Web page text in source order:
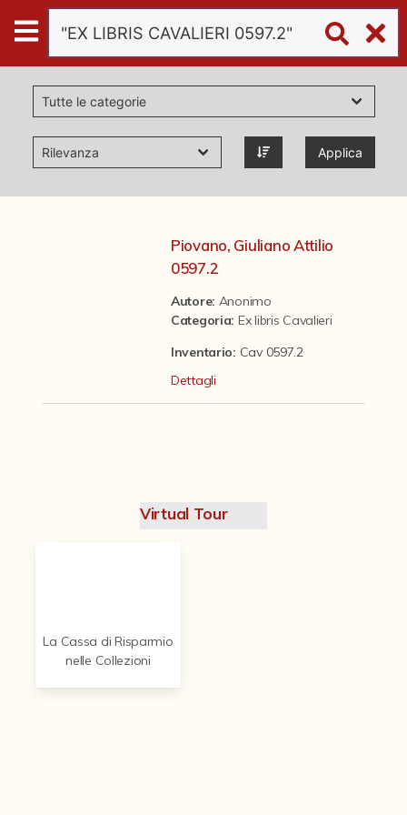
Digital
Humanities
Donazioni
Pubblicazioni
Il progetto Digital Humanities
Contattaci
Applica
Piovano, Giuliano Attilio
0597.2
Autore: Anonimo
Categoria: Ex libris Cavalieri
Inventario: Cav 0597.2
Dettagli
Virtual Tour
La Cassa di Risparmio
nelle Collezioni